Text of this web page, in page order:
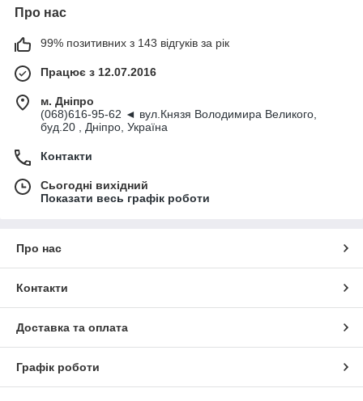
Про нас
99% позитивних з 143 відгуків за рік
Працює з 12.07.2016
м. Дніпро
(068)616-95-62 ◄ вул.Князя Володимира Великого,
буд.20 , Дніпро, Україна
Контакти
Сьогодні вихідний
Показати весь графік роботи
Про нас
Контакти
Доставка та оплата
Графік роботи